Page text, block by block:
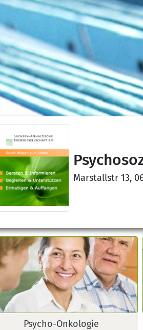
Marstallstr 13,
Psycho-Onkologie